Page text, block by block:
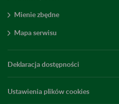
Mienie zbędne
Mapa serwisu
Deklaracja dostępności
Ustawienia plików cookies